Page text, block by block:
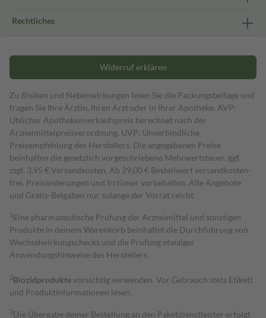
Rechtliches
Widerruf erklären
Zu Risiken und Nebenwirkungen lesen Sie die Packungsbeilage und
fragen Sie Ihre Ärztin, Ihren Arzt oder in Ihrer Apotheke. AVP:
Üblicher Apothekenverkaufspreis berechnet nach der
Arzneimittelpreisverordnung. UVP: Unverbindliche
Preisempfehlung des Herstellers. Die angegebenen Preise
beinhalten die gesetzlich vorgeschriebene Mehrwertsteuer, ggf.
zzgl. 3,95 € Versandkosten. Ab 29,00 € Bestell­wert versand­kosten­
frei. Preisänderungen und Irrtümer vorbehalten. Alle Angebote
und Gratis-Beigaben nur solange der Vorrat reicht.
1 Eine pharmazeutische Prüfung der Arzneimittel und sonstigen
Produkte in deinem Warenkorb beinhaltet die Durchführung von
Wechselwirkungschecks und die Prüfung etwaiger
Anwendungshinweise des Herstellers.
2Biozidproduktevorsichtig verwenden. Vor Gebrauch stets Etikett
und Produktinformationen lesen.
3Die Übergabe deiner Bestellung an den Paketdienstleister erfolgt